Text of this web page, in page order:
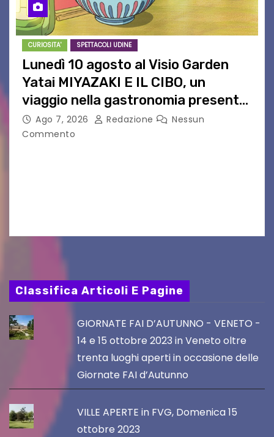
CURIOSITA' SPETTACOLI UDINE
Lunedì 10 agosto al Visio Garden
Yatai MIYAZAKI E IL CIBO, un
viaggio nella gastronomia presente
nei film di Hayao Miyazaki!
Ago 7, 2026 Redazione
Nessun
Commento
Classifica Articoli E Pagine
GIORNATE FAI D’AUTUNNO - VENETO -
14 e 15 ottobre 2023 in Veneto oltre
trenta luoghi aperti in occasione delle
Giornate FAI d’Autunno
VILLE APERTE in FVG, Domenica 15
ottobre 2023